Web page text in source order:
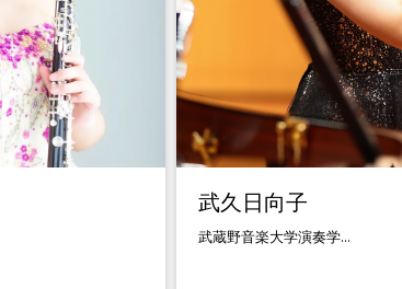
武久日向子
武蔵野音楽大学演奏学...